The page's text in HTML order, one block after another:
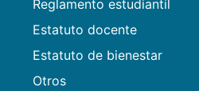
Reglamento estudiantil
Estatuto docente
Estatuto de bienestar
Otros